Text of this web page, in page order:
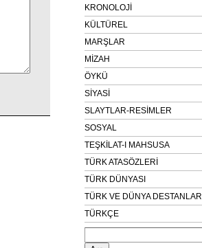
KRONOLOJİ
KÜLTÜREL
MARŞLAR
MİZAH
ÖYKÜ
SİYASİ
SLAYTLAR-RESİMLER
SOSYAL
TEŞKİLAT-I MAHSUSA
TÜRK ATASÖZLERİ
TÜRK DÜNYASI
TÜRK VE DÜNYA DESTANLARI
TÜRKÇE
Arama: